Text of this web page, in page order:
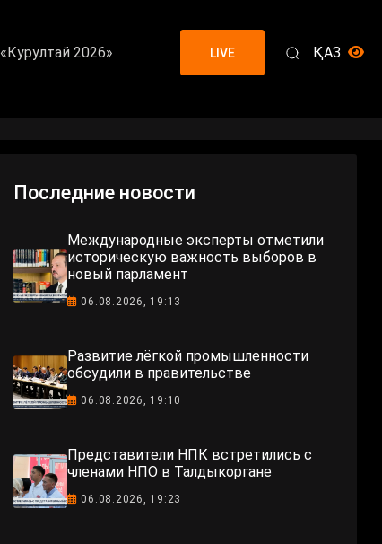
«Курултай 2026» LIVE ҚАЗ
Последние новости
Международные эксперты отметили
историческую важность выборов в
новый парламент
06.08.2026, 19:13
Развитие лёгкой промышленности
обсудили в правительстве
06.08.2026, 19:10
Представители НПК встретились с
членами НПО в Талдыкоргане
06.08.2026, 19:23